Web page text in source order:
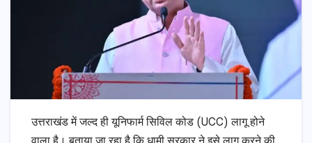
उत्तराखंड में जल्द ही यूनिफार्म सिविल कोड (UCC) लागू होने